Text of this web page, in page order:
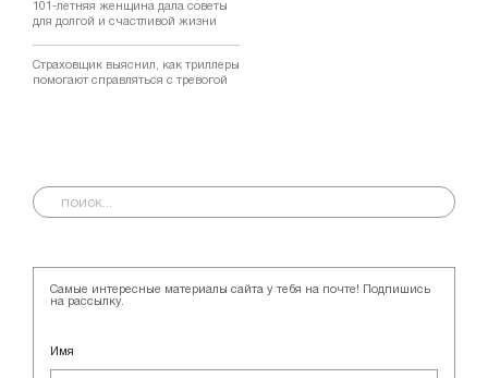
101-летняя женщина дала советы
для долгой и счастливой жизни
Страховщик выяснил, как триллеры
помогают справляться с тревогой
Самые интересные материалы сайта у тебя на почте! Подпишись
на рассылку.
Имя